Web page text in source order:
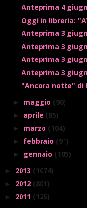
Anteprima 4
Oggi in libreria:
Anteprima 3
Anteprima 3
Anteprima 3
Anteprima 3
"Ancora notte" di
► maggio (90)
► aprile (85)
► marzo (104)
► febbraio (91)
► gennaio (105)
► 2013 (1074)
► 2012 (801)
► 2011 (125)